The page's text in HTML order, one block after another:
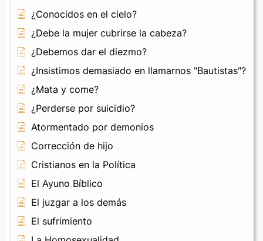
¿Conocidos en el cielo?
¿Debe la mujer cubrirse la cabeza?
¿Debemos dar el diezmo?
¿Insistimos demasiado en llamarnos "Bautistas"?
¿Mata y come?
¿Perderse por suicidio?
Atormentado por demonios
Corrección de hijo
Cristianos en la Política
El Ayuno Bíblico
El juzgar a los demás
El sufrimiento